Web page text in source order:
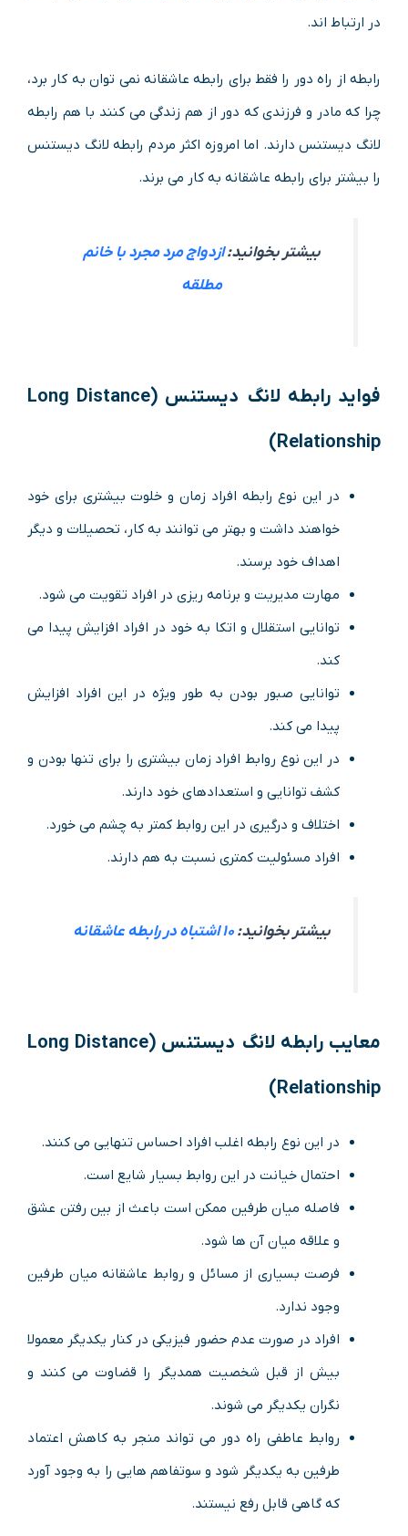
در ارتباط اند.
رابطه از راه دور را فقط برای رابطه عاشقانه نمی توان به کار برد،
چرا که مادر و فرزندی که دور از هم زندگی می کنند با هم رابطه
لانگ دیستنس دارند. اما امروزه اکثر مردم رابطه لانگ دیستنس
را بیشتر برای رابطه عاشقانه به کار می برند.
بیشتر بخوانید:ازدواج مرد مجرد با خانم
مطلقه
فواید رابطه لانگ دیستنس (Long Distance
Relationship)
در این نوع رابطه افراد زمان و خلوت بیشتری برای خود
خواهند داشت و بهتر می توانند به کار، تحصیلات و دیگر
اهداف خود برسند.
مهارت مدیریت و برنامه ریزی در افراد تقویت می شود.
توانایی استقلال و اتکا به خود در افراد افزایش پیدا می
کند.
توانایی صبور بودن به طور ویژه در این افراد افزایش
پیدا می کند.
در این نوع روابط افراد زمان بیشتری را برای تنها بودن و
کشف توانایی و استعدادهای خود دارند.
اختلاف و درگیری در این روابط کمتر به چشم می خورد.
افراد مسئولیت کمتری نسبت به هم دارند.
بیشتر بخوانید:۱۰ اشتباه در رابطه عاشقانه
معایب رابطه لانگ دیستنس (Long Distance
Relationship)
در این نوع رابطه اغلب افراد احساس تنهایی می کنند.
احتمال خیانت در این روابط بسیار شایع است.
فاصله میان طرفین ممکن است باعث از بین رفتن عشق
و علاقه میان آن ها شود.
فرصت بسیاری از مسائل و روابط عاشقانه میان طرفین
وجود ندارد.
افراد در صورت عدم حضور فیزیکی در کنار یکدیگر معمولا
بیش از قبل شخصیت همدیگر را قضاوت می کنند و
نگران یکدیگر می شوند.
روابط عاطفی راه دور می تواند منجر به کاهش اعتماد
طرفین به یکدیگر شود و سوتفاهم هایی را به وجود آورد
که گاهی قابل رفع نیستند.